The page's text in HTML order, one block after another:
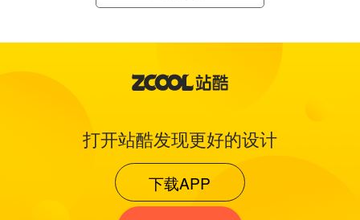
打开站酷发现更好的设计
下载APP